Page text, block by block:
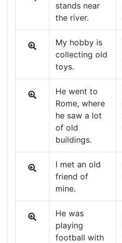
stands near
the river.
My hobby is
collecting old
toys.
He went to
Rome, where
he saw a lot
of old
buildings.
I met an old
friend of
mine.
He was
playing
football with